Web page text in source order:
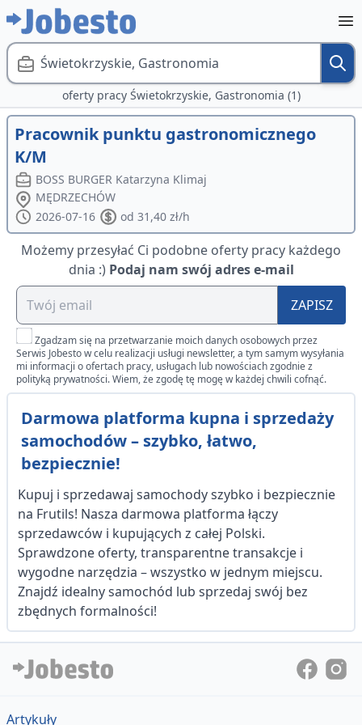
Świetokrzyskie, Gastronomia
oferty pracy Świetokrzyskie, Gastronomia (1)
Pracownik punktu gastronomicznego
K/M
BOSS BURGER Katarzyna Klimaj
MĘDRZECHÓW
2026-07-16
od 31,40 zł/h
Możemy przesyłać Ci podobne oferty pracy każdego
dnia :) Podaj nam swój adres e-mail
ZAPISZ
Zgadzam się na przetwarzanie moich danych osobowych przez
Serwis Jobesto w celu realizacji usługi newsletter, a tym samym wysyłania
mi informacji o ofertach pracy, usługach lub nowościach zgodnie z
polityką prywatności. Wiem, że zgodę tę mogę w każdej chwili cofnąć.
Darmowa platforma kupna i sprzedaży
samochodów – szybko, łatwo,
bezpiecznie!
Kupuj i sprzedawaj samochody szybko i bezpiecznie
na Frutils! Nasza darmowa platforma łączy
sprzedawców i kupujących z całej Polski.
Sprawdzone oferty, transparentne transakcje i
wygodne narzędzia – wszystko w jednym miejscu.
Znajdź idealny samochód lub sprzedaj swój bez
zbędnych formalności!
Artykuły